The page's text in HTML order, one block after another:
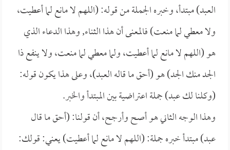
العبد) مبتدأ، وخبره الجملة من قوله: (اللهم لا مانع لما أعطيت،
ولا معطي لما منعت) فالمعنى أن هذا الثناء, وهذا الدعاء الذي
هو (اللهم لا مانع لما أعطيت، ولما معطي لما منعت، ولا ينفع ذا
الجد منك الجد) هو (أحق ما قاله العبد)، وعلى هذا يكون قوله:
(وكلنا لك عبد) جملة اعتراضية بين المبتدأ والخبر.
وهذا الوجه الثاني هو أصح وأرجح، أن قولنا: (أحق ما قال
عبد) مبتدأ خبره جملة: (اللهم لا مانع لما أعطيت) يعني: قولك: